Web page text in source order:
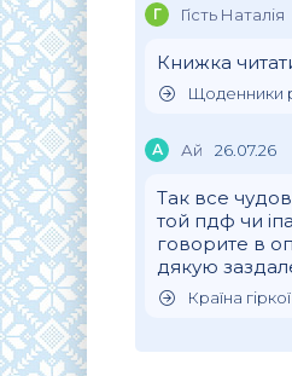
Г Гість Наталія
Книжка
Щоденники
А Ай 26.07.26
Так все
той пдф чи
говорите в
дякую
Країна